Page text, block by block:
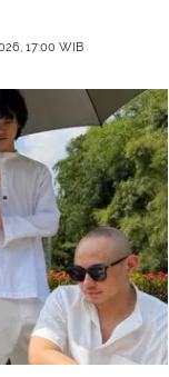
17:00 WIB